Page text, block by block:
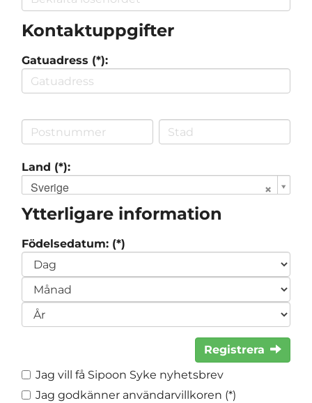
Kontaktuppgifter
Gatuadress (*):
Land (*):
Sverige
Ytterligare information
Födelsedatum: (*)
Registrera
Jag vill få Sipoon Syke nyhetsbrev
Jag godkänner användarvillkoren (*)